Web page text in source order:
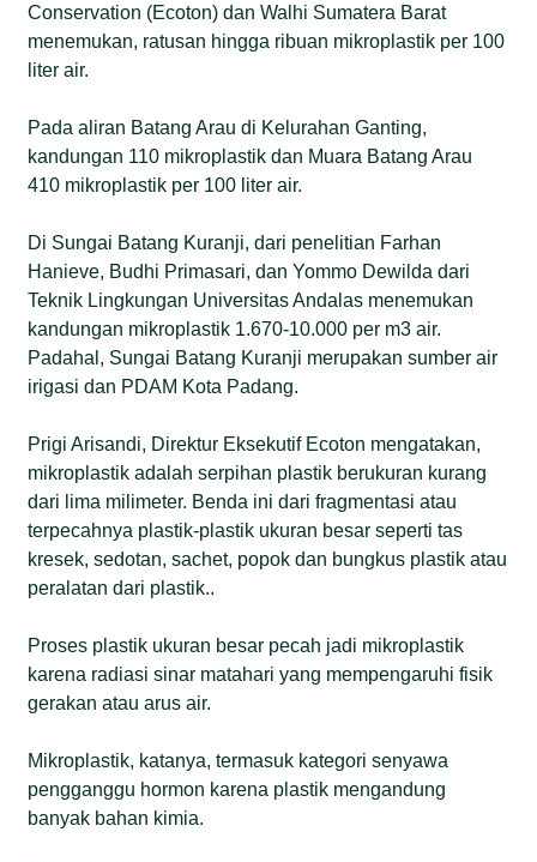
Conservation (Ecoton) dan Walhi Sumatera Barat
menemukan, ratusan hingga ribuan mikroplastik per 100
liter air.
Pada aliran Batang Arau di Kelurahan Ganting,
kandungan 110 mikroplastik dan Muara Batang Arau
410 mikroplastik per 100 liter air.
Di Sungai Batang Kuranji, dari penelitian Farhan
Hanieve, Budhi Primasari, dan Yommo Dewilda dari
Teknik Lingkungan Universitas Andalas menemukan
kandungan mikroplastik 1.670-10.000 per m3 air.
Padahal, Sungai Batang Kuranji merupakan sumber air
irigasi dan PDAM Kota Padang.
Prigi Arisandi, Direktur Eksekutif Ecoton mengatakan,
mikroplastik adalah serpihan plastik berukuran kurang
dari lima milimeter. Benda ini dari fragmentasi atau
terpecahnya plastik-plastik ukuran besar seperti tas
kresek, sedotan, sachet, popok dan bungkus plastik atau
peralatan dari plastik..
Proses plastik ukuran besar pecah jadi mikroplastik
karena radiasi sinar matahari yang mempengaruhi fisik
gerakan atau arus air.
Mikroplastik, katanya, termasuk kategori senyawa
pengganggu hormon karena plastik mengandung
banyak bahan kimia.